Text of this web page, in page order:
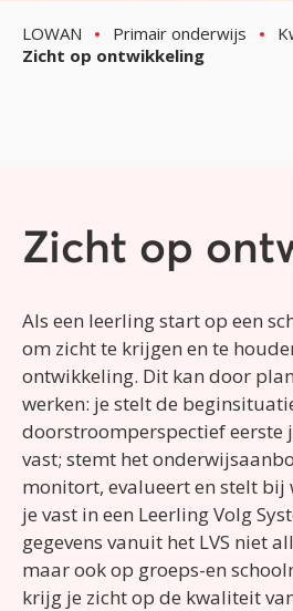
LOWAN Primair onderwijs
Zicht op ontwikkeling
Zicht op
Als een leerling start op een
om zicht te krijgen en te
ontwikkeling. Dit kan door
werken: je stelt de
doorstroomperspectief eerste
vast; stemt het
monitort, evalueert en stelt bij
je vast in een Leerling Volg
gegevens vanuit het LVS niet
maar ook op groeps-en
krijg je zicht op de kwaliteit